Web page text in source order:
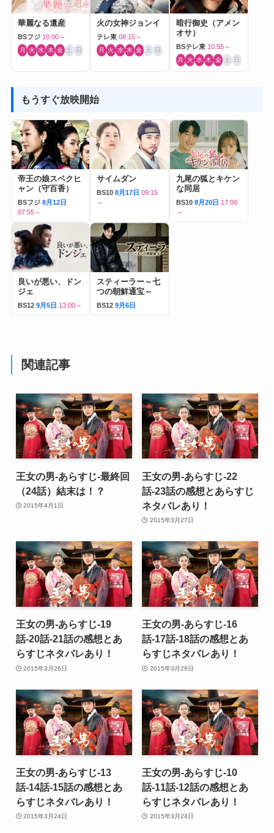
華麗なる遺産
BSフジ 10:00～
月 火 水 木 金 土 日
火の女神ジョンイ
テレ東 08:15～
月 火 水 木 金 土 日
暗行御史（アメン
オサ）
BSテレ東 10:55～
月 火 水 木 金 土 日
もうすぐ放映開始
帝王の娘スベクヒ
ャン（守百香）
BSフジ 8月12日
07:55～
サイムダン
BS10 8月17日 09:15
～
九尾の狐とキケン
な同居
BS10 8月20日 17:00
～
良いが悪い、ドン
ジェ
BS12 9月5日 13:00～
スティーラー～七
つの朝鮮通宝～
BS12 9月6日
関連記事
王女の男-あらすじ-最終回
（24話）結末は！？
2015年4月1日
王女の男-あらすじ-22
話-23話の感想とあらすじ
ネタバレあり！
2015年3月27日
王女の男-あらすじ-19
話-20話-21話の感想とあ
らすじネタバレあり！
2015年3月26日
王女の男-あらすじ-16
話-17話-18話の感想とあ
らすじネタバレあり！
2015年3月26日
王女の男-あらすじ-13
話-14話-15話の感想とあ
らすじネタバレあり！
2015年3月24日
王女の男-あらすじ-10
話-11話-12話の感想とあ
らすじネタバレあり！
2015年3月24日